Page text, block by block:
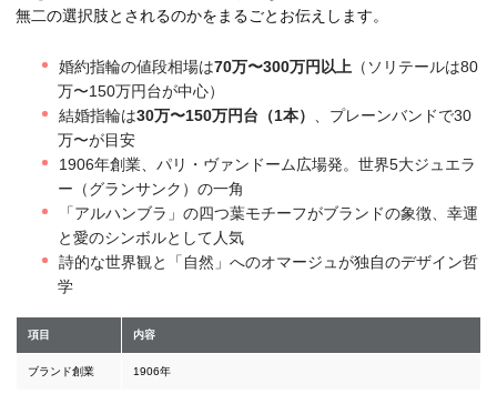
無二の選択肢とされるのかをまるごとお伝えします。
婚約指輪の値段相場は70万〜300万円以上 （ソリテールは80
万〜150万円台が中心）
結婚指輪は30万〜150万円台（1本）
、プレーンバンドで30
万〜が目安
1906年創業、パリ・ヴァンドーム広場発。世界5大ジュエラ
ー（グランサンク）の一角
「アルハンブラ」の四つ葉モチーフがブランドの象徴、幸運
と愛のシンボルとして人気
詩的な世界観と「自然」へのオマージュが独自のデザイン哲
学
項目 内容
ブランド創業 1906年